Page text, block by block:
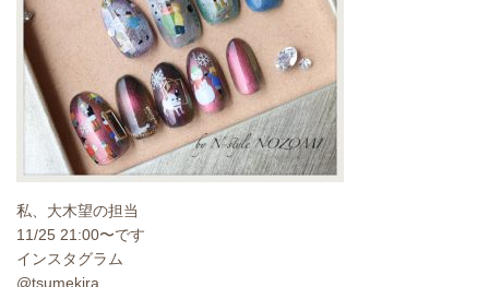
私、大木望の担当
11/25 21:00〜です
インスタグラム
@tsumekira